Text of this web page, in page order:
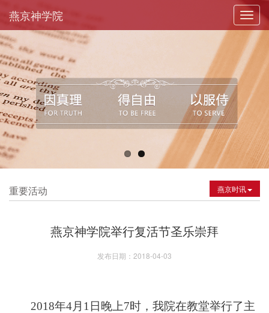
燕京神学院
燕京时讯
重要活动
燕京神学院举行复活节圣乐崇拜
发布日期：2018-04-03
2018年4月1日晚上7时，我院在教堂举行了主